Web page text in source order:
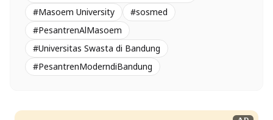
#Masoem University
#sosmed
#PesantrenAlMasoem
#Universitas Swasta di Bandung
#PesantrenModerndiBandung